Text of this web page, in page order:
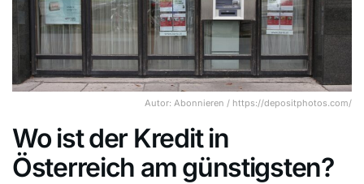
Autor: Abonnieren / https://depositphotos.com/
Wo ist der Kredit in
Österreich am günstigsten?